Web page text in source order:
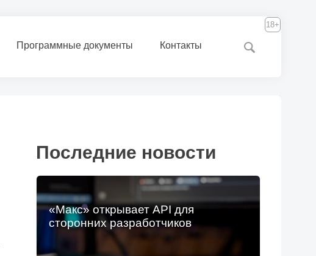
Программные документы Контакты
18+
Последние новости
«Макс» открывает API для
сторонних разработчиков